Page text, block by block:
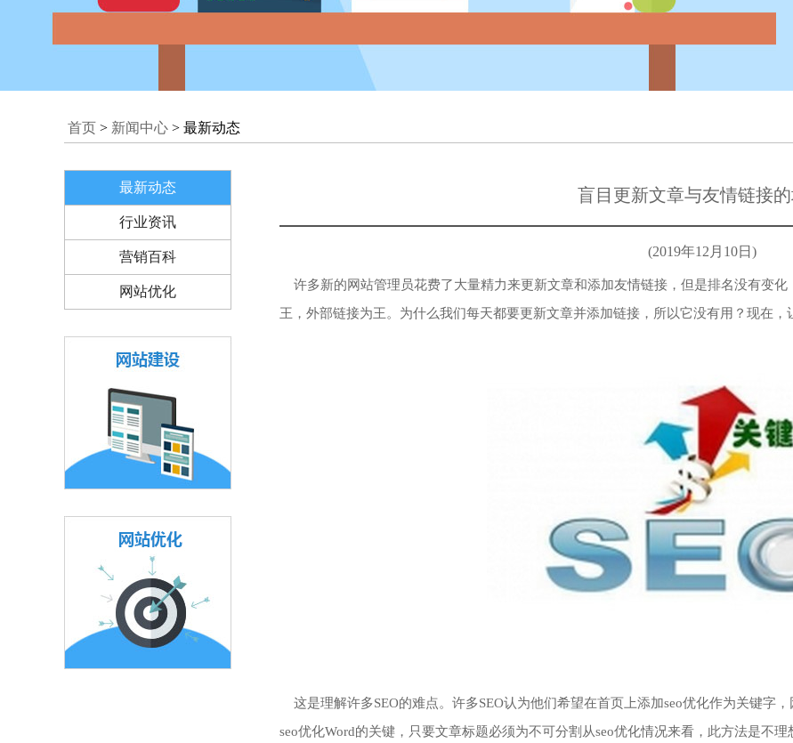
首页 > 新闻中心 > 最新动态
最新动态
行业资讯
营销百科
网站优化
盲目更新文章与友情链接
(2019年12月10日)
许多新的网站管理员花费了大量精力来更新文章和添加友情链接，但是排名没有变
王，外部链接为王。为什么我们每天都要更新文章并添加链接，所以它没有用？现在，
这是理解许多SEO的难点。许多SEO认为他们希望在首页上添加seo优化作为关键字
seo优化Word的关键，只要文章标题必须为不可分割从seo优化情况来看，此方法是不理